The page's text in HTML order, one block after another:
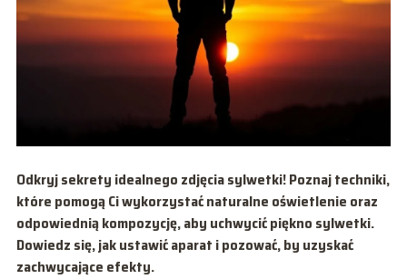
Odkryj sekrety idealnego zdjęcia sylwetki! Poznaj techniki,
które pomogą Ci wykorzystać naturalne oświetlenie oraz
odpowiednią kompozycję, aby uchwycić piękno sylwetki.
Dowiedz się, jak ustawić aparat i pozować, by uzyskać
zachwycające efekty.